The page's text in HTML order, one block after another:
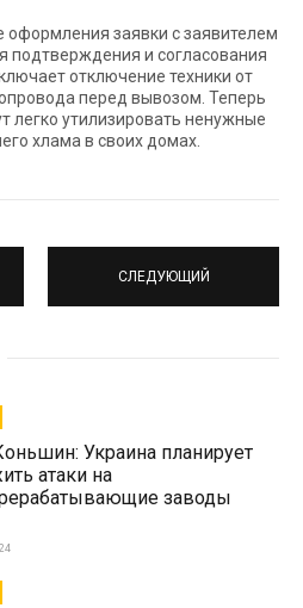
оформления заявки с заявителем
подтверждения и согласования
отключение техники от
перед вывозом. Теперь
легко утилизировать ненужные
хлама в своих домах.
СЛЕДУЮЩИЙ
Украина планирует
атаки на
заводы